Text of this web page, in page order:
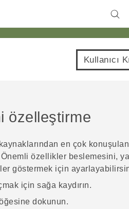
Kullanıcı
özelleştirme
en çok konuşulan
Önemli özellikler beslemesini,
göstermek için
için sağa kaydırın.
dokunun.